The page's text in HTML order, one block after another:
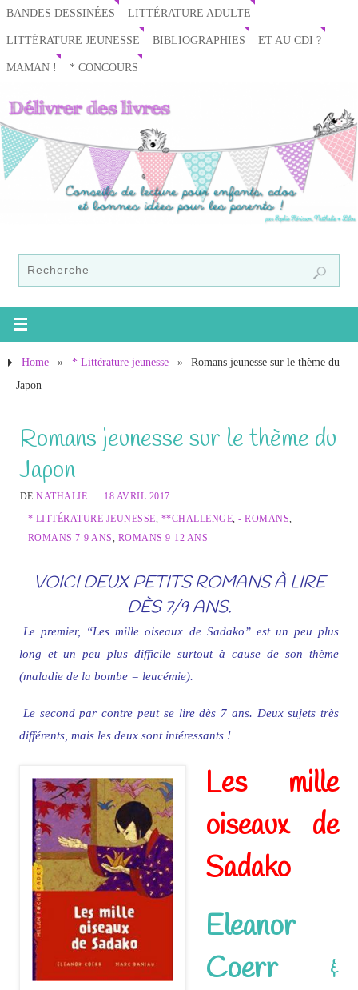
BANDES DESSINÉES LITTÉRATURE ADULTE
LITTÉRATURE JEUNESSE BIBLIOGRAPHIES ET AU CDI ?
MAMAN ! * CONCOURS
Home » * Littérature jeunesse »
Romans jeunesse sur le thème du
Japon
Romans jeunesse sur le thème du
Japon
DENATHALIE
18 AVRIL 2017
* LITTÉRATURE JEUNESSE, **CHALLENGE,- ROMANS,
ROMANS 7-9 ANS, ROMANS 9-12 ANS
VOICI DEUX PETITS ROMANS À LIRE
DÈS 7/9 ANS.
Le premier, “Les mille oiseaux de Sadako” est un peu plus
long et un peu plus difficile surtout à cause de son thème
(maladie de la bombe = leucémie).
Le second par contre peut se lire dès 7 ans. Deux sujets très
différents, mais les deux sont intéressants !
Les mille
oiseaux de
Sadako
Eleanor
Coerr&